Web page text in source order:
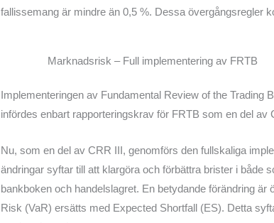
fallissemang är mindre än 0,5 %. Dessa övergångsregler
Marknadsrisk – Full implementering av FRTB
Implementeringen av Fundamental Review of the Trading
infördes enbart rapporteringskrav för FRTB som en del av
Nu, som en del av CRR III, genomförs den fullskaliga
ändringar syftar till att klargöra och förbättra brister i både
bankboken och handelslagret. En betydande förändring
Risk (VaR) ersätts med Expected Shortfall (ES). Detta